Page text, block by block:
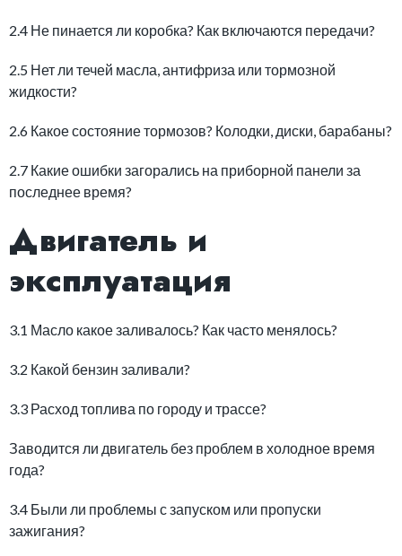
2.4 Не пинается ли коробка? Как включаются передачи?
2.5 Нет ли течей масла, антифриза или тормозной
жидкости?
2.6 Какое состояние тормозов? Колодки, диски, барабаны?
2.7 Какие ошибки загорались на приборной панели за
последнее время?
Двигатель и
эксплуатация
3.1 Масло какое заливалось? Как часто менялось?
3.2 Какой бензин заливали?
3.3 Расход топлива по городу и трассе?
Заводится ли двигатель без проблем в холодное время
года?
3.4 Были ли проблемы с запуском или пропуски
зажигания?